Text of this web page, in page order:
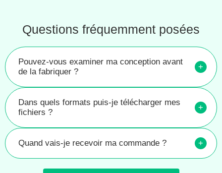
Questions fréquemment posées
Pouvez-vous examiner ma conception avant
de la fabriquer ?
+
Dans quels formats puis-je télécharger mes
fichiers ?
+
Quand vais-je recevoir ma commande ? +